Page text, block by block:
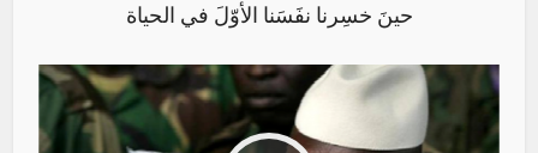
حينَ خسِرنا نفَسَنا الأوّلَ في الحياة